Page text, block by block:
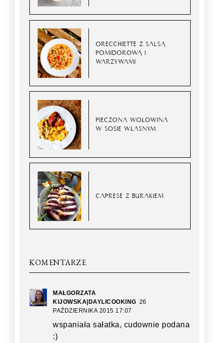
ORECCHIETTE Z SALSĄ
POMIDOROWĄ I
WARZYWAMI
PIECZONA WOŁOWINA
W SOSIE WŁASNYM.
CAPRESE Z BURAKIEM
KOMENTARZE
MAŁGORZATA
KIJOWSKA|DAYLICOOKING 26
PAŹDZIERNIKA 2015 17:07
wspaniała sałatka, cudownie podana
:)